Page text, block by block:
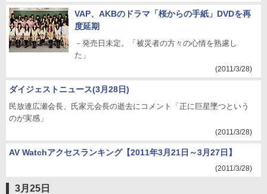
VAP、AKBのドラマ「桜からの手紙」DVDを再
度延期
－発売日未定。「被災者の方々の心情を熟慮し
た」
(2011/3/28)
ダイジェストニュース(3月28日)
民放連広瀬会長、氏家元会長の逝去にコメント「正に巨星墜つという
のが実感」
(2011/3/28)
AV Watchアクセスランキング【2011年3月21日～3月27日】
(2011/3/28)
3月25日